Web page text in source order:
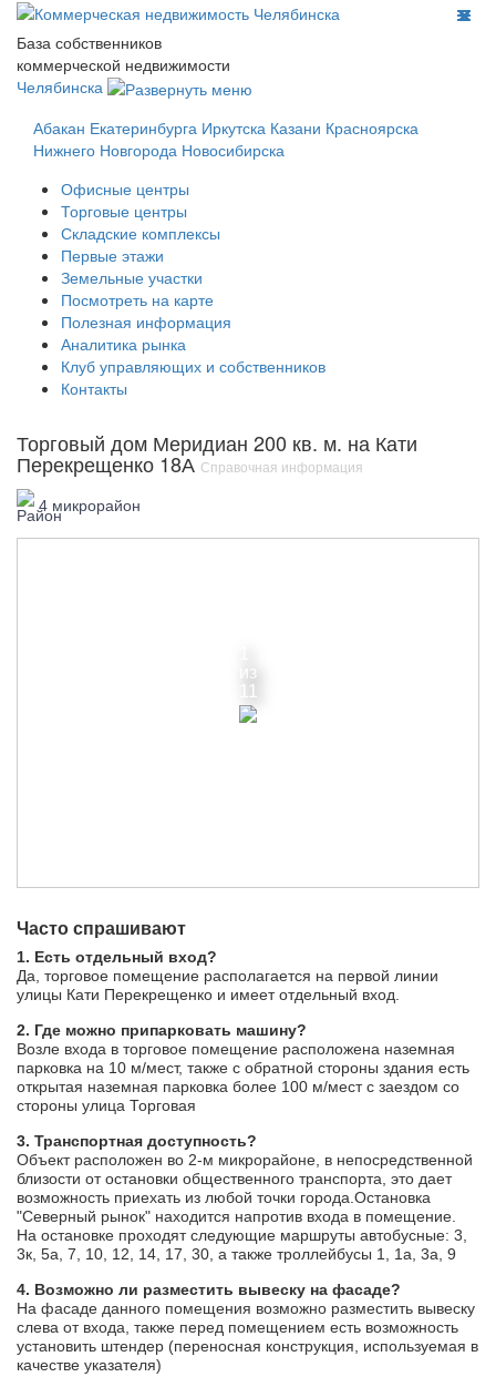
База собственников
коммерческой недвижимости
Челябинска
Абакан Екатеринбурга Иркутска Казани Красноярска
Нижнего Новгорода Новосибирска
Офисные центры
Торговые центры
Складские комплексы
Первые этажи
Земельные участки
Посмотреть на карте
Полезная информация
Аналитика рынка
Клуб управляющих и собственников
Контакты
Торговый дом Меридиан 200 кв. м. на Кати
Перекрещенко 18А Справочная информация
4 микрорайон
из
11
Часто спрашивают
1. Есть отдельный вход?
Да, торговое помещение располагается на первой линии
улицы Кати Перекрещенко и имеет отдельный вход.
2. Где можно припарковать машину?
Возле входа в торговое помещение расположена наземная
парковка на 10 м/мест, также с обратной стороны здания есть
открытая наземная парковка более 100 м/мест с заездом со
стороны улица Торговая
3. Транспортная доступность?
Объект расположен во 2-м микрорайоне, в непосредственной
близости от остановки общественного транспорта, это дает
возможность приехать из любой точки города.Остановка
"Северный рынок" находится напротив входа в помещение.
На остановке проходят следующие маршруты автобусные: 3,
3к, 5а, 7, 10, 12, 14, 17, 30, а также троллейбусы 1, 1а, 3а, 9
4. Возможно ли разместить вывеску на фасаде?
На фасаде данного помещения возможно разместить вывеску
слева от входа, также перед помещением есть возможность
установить штендер (переносная конструкция, используемая в
качестве указателя)